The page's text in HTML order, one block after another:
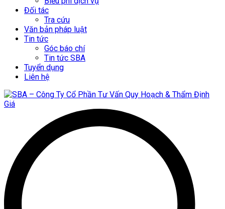
Đối tác
Tra cứu
Văn bản pháp luật
Tin tức
Góc báo chí
Tin tức SBA
Tuyển dụng
Liên hệ